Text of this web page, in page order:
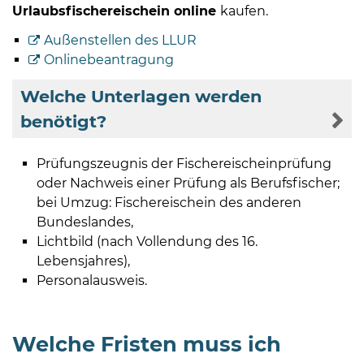
Urlaubsfischereischein online kaufen.
Außenstellen des LLUR
Onlinebeantragung
Welche Unterlagen werden
benötigt?
Prüfungszeugnis der Fischereischeinprüfung
oder Nachweis einer Prüfung als Berufsfischer;
bei Umzug: Fischereischein des anderen
Bundeslandes,
Lichtbild (nach Vollendung des 16.
Lebensjahres),
Personalausweis.
Welche Fristen muss ich